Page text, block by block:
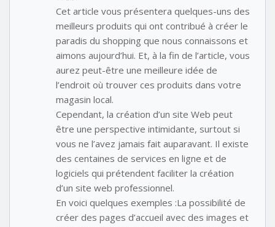
Cet article vous présentera quelques-uns des
meilleurs produits qui ont contribué à créer le
paradis du shopping que nous connaissons et
aimons aujourd’hui. Et, à la fin de l’article, vous
aurez peut-être une meilleure idée de
l’endroit où trouver ces produits dans votre
magasin local.
Cependant, la création d’un site Web peut
être une perspective intimidante, surtout si
vous ne l’avez jamais fait auparavant. Il existe
des centaines de services en ligne et de
logiciels qui prétendent faciliter la création
d’un site web professionnel.
En voici quelques exemples :La possibilité de
créer des pages d’accueil avec des images et